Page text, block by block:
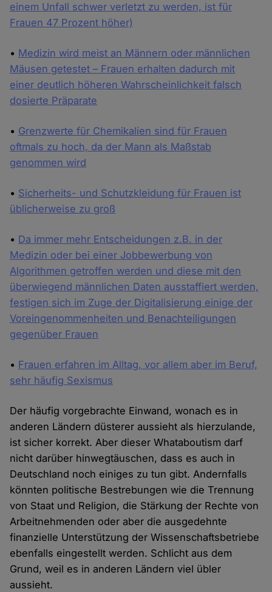
einem Unfall schwer verletzt zu werden, ist für
Frauen 47 Prozent höher)
• Medizin wird meist an Männern oder männlichen
Mäusen getestet – Frauen erhalten dadurch mit
einer deutlich höheren Wahrscheinlichkeit falsch
dosierte Präparate
• Grenzwerte für Chemikalien sind für Frauen
oftmals zu hoch, da der Mann als Maßstab
genommen wird
• Sicherheits- und Schutzkleidung für Frauen ist
üblicherweise zu groß
• Da immer mehr Entscheidungen z.B. in der
Medizin oder bei einer Jobbewerbung von
Algorithmen getroffen werden und diese mit den
überwiegend männlichen Daten ausstaffiert werden,
festigen sich im Zuge der Digitalisierung einige der
Voreingenommenheiten und Benachteiligungen
gegenüber Frauen
• Frauen erfahren im Alltag, vor allem aber im Beruf,
sehr häufig Sexismus
Der häufig vorgebrachte Einwand, wonach es in
anderen Ländern düsterer aussieht als hierzulande,
ist sicher korrekt. Aber dieser Whataboutism darf
nicht darüber hinwegtäuschen, dass es auch in
Deutschland noch einiges zu tun gibt. Andernfalls
könnten politische Bestrebungen wie die Trennung
von Staat und Religion, die Stärkung der Rechte von
Arbeitnehmenden oder aber die ausgedehnte
finanzielle Unterstützung der Wissenschaftsbetriebe
ebenfalls eingestellt werden. Schlicht aus dem
Grund, weil es in anderen Ländern viel übler
aussieht.